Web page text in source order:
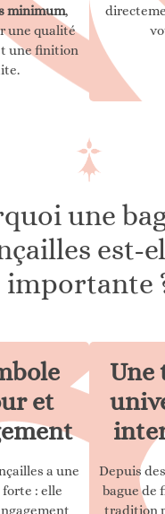
minimum,
une qualité
une finition
une
est-
importante
et
a une
: elle
Une
Depuis
bague de
tradition